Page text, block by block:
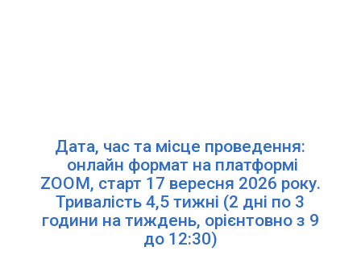
Дата, час та місце проведення:
онлайн формат на платформі
ZOOM, старт 17 вересня 2026 року.
Тривалість 4,5 тижні (2 дні по 3
години на тиждень, орієнтовно з 9
до 12:30)